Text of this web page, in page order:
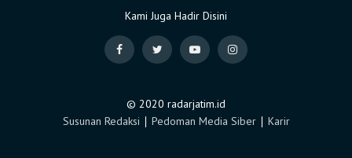
Kami Juga Hadir Disini
© 2020 radarjatim.id
Susunan Redaksi ∣ Pedoman Media Siber∣ Karir